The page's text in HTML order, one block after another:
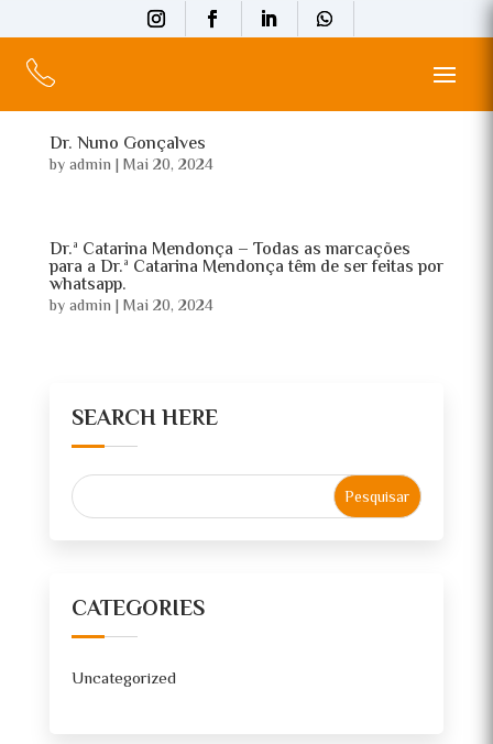
Dr. Nuno Gonçalves
byadmin | Mai 20, 2024
Dr.ª Catarina Mendonça – Todas as marcações
para a Dr.ª Catarina Mendonça têm de ser feitas por
whatsapp.
byadmin | Mai 20, 2024
SEARCH HERE
CATEGORIES
Uncategorized